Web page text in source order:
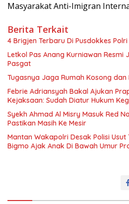
Masyarakat Anti-Imigran
Berita Terkait
4 Brigjen Terbaru Di Pusdokkes
Letkol Pas Anang Kurniawan
Pasgat
Tugasnya Jaga Rumah Kosong dan
Febrie Adriansyah Bakal Ajukan
Kejaksaan: Sudah Diatur Hukum
Syekh Ahmad Al Misry Masuk Red
Pastikan Masih Ke Mesir
Mantan Wakapolri Desak Polisi
Bigmo Ajak Anak Di Bawah Umur